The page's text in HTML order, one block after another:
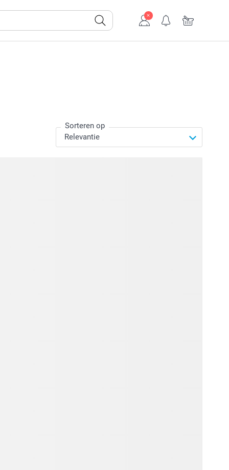
Sorteren op